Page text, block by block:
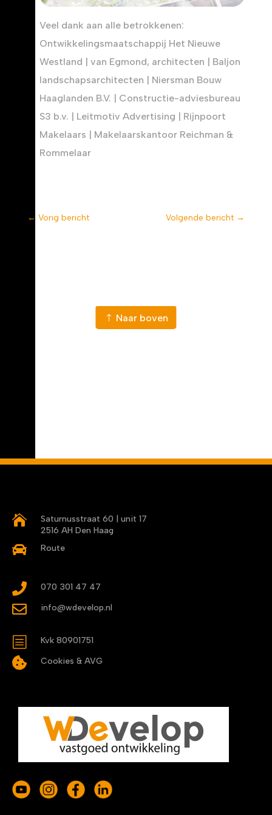
Veel dank aan alle betrokkenen:
Ontwikkelingsmaatschappij Het Nieuwe
Westland | van Egmond, architecten | Baljon
landschapsarchitecten | Niersman Bouw
Haaglanden B.V. | Constructie-adviesbureau
S3 b.v. | Leitmotiv Advertising | Rijnpoort
Makelaars | Makelaarskantoor Reichman &
Rommelaar
← Vorig bericht Volgende bericht →
Naar nieuws
Naar boven

Saturnusstraat 60 | unit 17
2516 AH Den Haag
 Route
 070 301 47 47
 info@wdevelop.nl
b Kvk 80901751
 Cookies & AVG